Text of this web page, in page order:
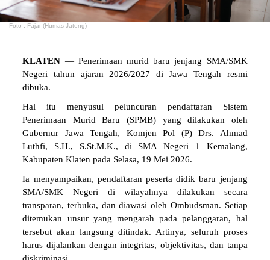
Foto : Fajar (Humas Jateng)
KLATEN — Penerimaan murid baru jenjang SMA/SMK
Negeri tahun ajaran 2026/2027 di Jawa Tengah resmi
dibuka.
Hal itu menyusul peluncuran pendaftaran Sistem
Penerimaan Murid Baru (SPMB) yang dilakukan oleh
Gubernur Jawa Tengah, Komjen Pol (P) Drs. Ahmad
Luthfi, S.H., S.St.M.K., di SMA Negeri 1 Kemalang,
Kabupaten Klaten pada Selasa, 19 Mei 2026.
Ia menyampaikan, pendaftaran peserta didik baru jenjang
SMA/SMK Negeri di wilayahnya dilakukan secara
transparan, terbuka, dan diawasi oleh Ombudsman. Setiap
ditemukan unsur yang mengarah pada pelanggaran, hal
tersebut akan langsung ditindak. Artinya, seluruh proses
harus dijalankan dengan integritas, objektivitas, dan tanpa